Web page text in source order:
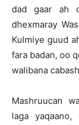
dad gaar ah
dhexmaray
Kulmiye guud
fara badan, oo
walibana
Mashruucan
laga